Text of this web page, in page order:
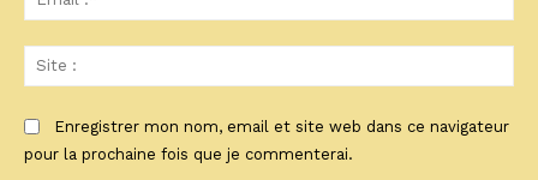
:*
:
Enregistrer mon nom, email et site web dans ce navigateur
pour la prochaine fois que je commenterai.